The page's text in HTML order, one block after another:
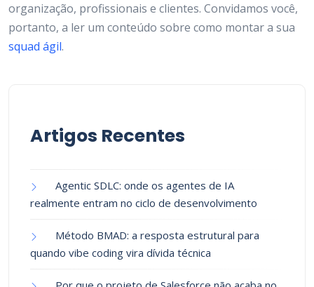
organização, profissionais e clientes. Convidamos você,
portanto, a ler um conteúdo sobre como montar a sua
squad ágil.
Artigos Recentes
Agentic SDLC: onde os agentes de IA
realmente entram no ciclo de desenvolvimento
Método BMAD: a resposta estrutural para
quando vibe coding vira dívida técnica